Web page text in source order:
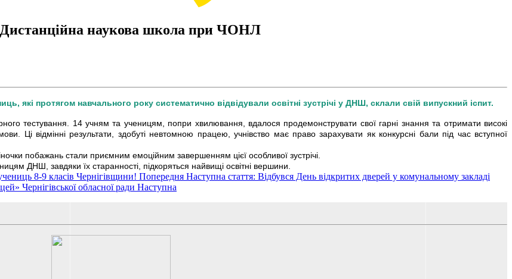
Дистанційна наукова школа при ЧОНЛ
які протягом навчального року систематично відвідували освітні зустрічі у ДНШ, склали свій випускний іспит.
тестування. 14 учням та ученицям, попри хвилювання, вдалося продемонструвати свої гарні знання та отримати високі
Ці відмінні результати, здобуті невтомною працею, учнівство має право зарахувати як конкурсні бали під час вступної
побажань стали приємним емоційним завершенням цієї особливої зустрічі.
ДНШ, завдяки їх старанності, підкоряться найвищі освітні вершини.
8-9 класів Чернігівщини! Попередня Наступна стаття: Відбувся День відкритих дверей у комунальному закладі
Чернігівської обласної ради Наступна